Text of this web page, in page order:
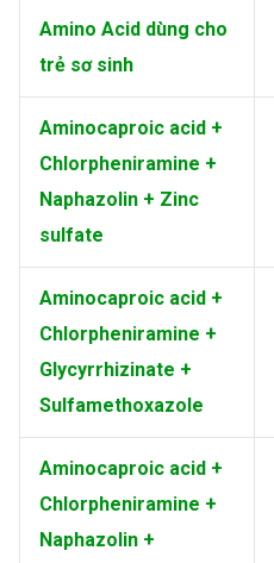
Amino Acid dùng cho
trẻ sơ sinh
Aminocaproic acid +
Chlorpheniramine +
Naphazolin + Zinc
sulfate
Aminocaproic acid +
Chlorpheniramine +
Glycyrrhizinate +
Sulfamethoxazole
Aminocaproic acid +
Chlorpheniramine +
Naphazolin +